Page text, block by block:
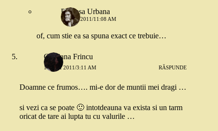
Printesa Urbana
15 MAI 2011/11:08 AM
of, cum stie ea sa spuna exact ce trebuie…
Cristiana Frincu
15 MAI 2011/3:11 AM RĂSPUNDE
Doamne ce frumos…. mi-e dor de muntii mei dragi …
si vezi ca se poate 🙂 intotdeauna va exista si un tarm
oricat de tare ai lupta tu cu valurile …